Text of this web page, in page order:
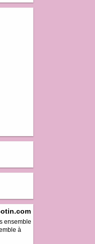
ensemble
à